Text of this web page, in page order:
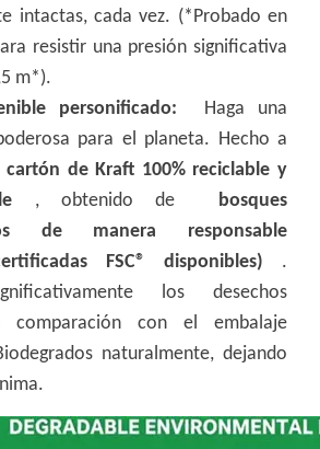
intactas, cada vez. (*Probado en
resistir una presión significativa
m*).
personificado:
Haga una
para el planeta. Hecho a
cartón de Kraft 100% reciclable y
, obtenido de bosques
de manera responsable
FSC® disponibles) .
los desechos
comparación con el embalaje
naturalmente, dejando